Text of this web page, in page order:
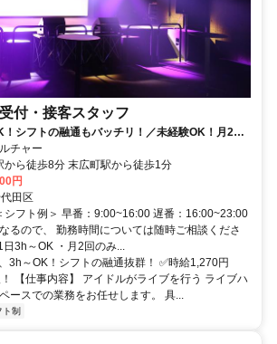
付・接客スタッフ
シフトの融通もバッチリ！／未経験OK！月2回~
事として勤務できます！
チャー
葉原駅から徒歩8分 末広町駅から徒歩1分
円
田区
シフト例＞ 早番：9:00~16:00 遅番：16:00~23:00
るので、 勤務時間については随時ご相談くださ
3h～OK ・月2回のみ...
3h～OK！シフトの融通抜群！ ✅時給1,270円
【仕事内容】 アイドルがライブを行う ライブハ
ースでの業務をお任せします。 具...
ト制